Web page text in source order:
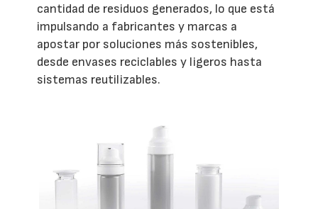
cantidad de residuos generados, lo que está
impulsando a fabricantes y marcas a
apostar por soluciones más sostenibles,
desde envases reciclables y ligeros hasta
sistemas reutilizables.